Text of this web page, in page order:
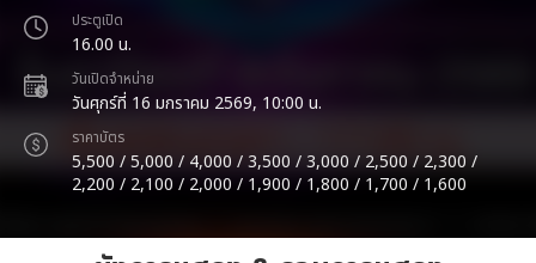
ประตูเปิด
16.00 น.
วันเปิดจำหน่าย
วันศุกร์ที่ 16 มกราคม 2569, 10:00 น.
ราคาบัตร
5,500 / 5,000 / 4,000 / 3,500 / 3,000 / 2,500 / 2,300 /
2,200 / 2,100 / 2,000 / 1,900 / 1,800 / 1,700 / 1,600